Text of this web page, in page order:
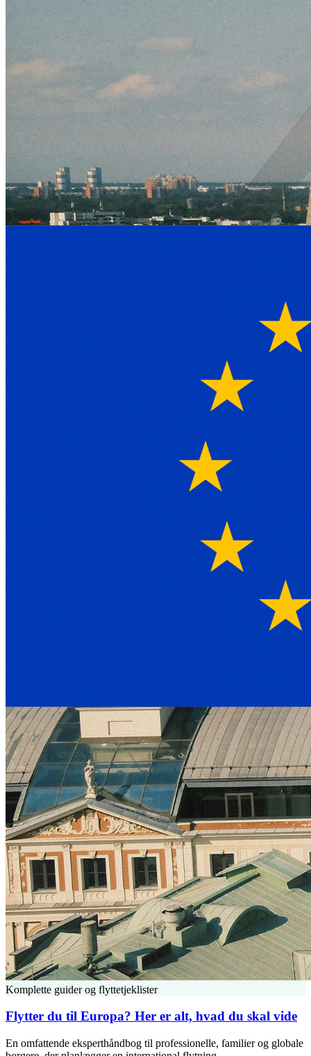
Komplette guider og flyttetjeklister
Flytter du til Europa? Her er alt, hvad du skal vide
En omfattende eksperthåndbog til professionelle, familier og globale